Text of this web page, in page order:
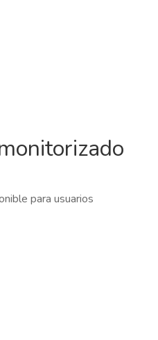
para usuarios